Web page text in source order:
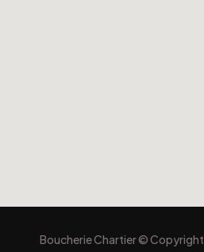
Boucherie Chartier © Copyright